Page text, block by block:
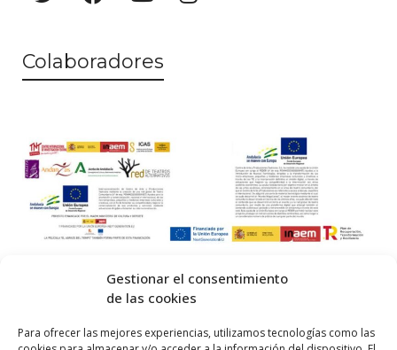
Gestionar el consentimiento
de las cookies
Para ofrecer las mejores experiencias, utilizamos tecnologías como las
Colaboradores